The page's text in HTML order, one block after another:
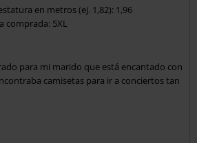
en metros (ej. 1,82): 1,96
comprada: 5XL
para mi marido que está encantado con
camisetas para ir a conciertos tan